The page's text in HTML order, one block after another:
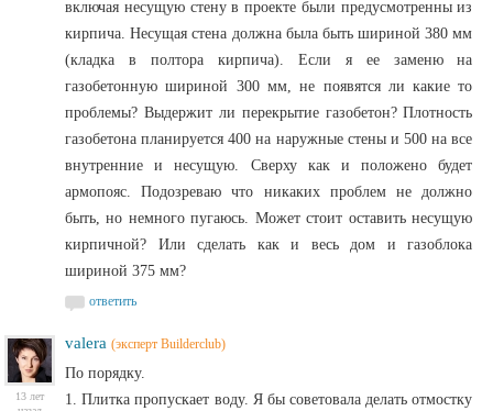
включая несущую стену в проекте были предусмотренны из
кирпича. Несущая стена должна была быть шириной 380 мм
(кладка в полтора кирпича). Если я ее заменю на
газобетонную шириной 300 мм, не появятся ли какие то
проблемы? Выдержит ли перекрытие газобетон? Плотность
газобетона планируется 400 на наружные стены и 500 на все
внутренние и несущую. Сверху как и положено будет
армопояс. Подозреваю что никаких проблем не должно
быть, но немного пугаюсь. Может стоит оставить несущую
кирпичной? Или сделать как и весь дом и газоблока
шириной 375 мм?
ответить
13 лет
valera (эксперт Builderclub)
По порядку.
1. Плитка пропускает воду. Я бы советовала делать отмостку